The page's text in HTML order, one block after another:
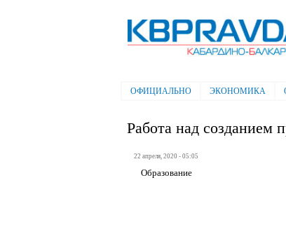
Электронная газета "Кабардино-
Балкарская правда"
Главное меню
ОФИЦИАЛЬНО ЭКОНОМИКА
Работа над созданием
22 апреля, 2020 - 05:05
Образование